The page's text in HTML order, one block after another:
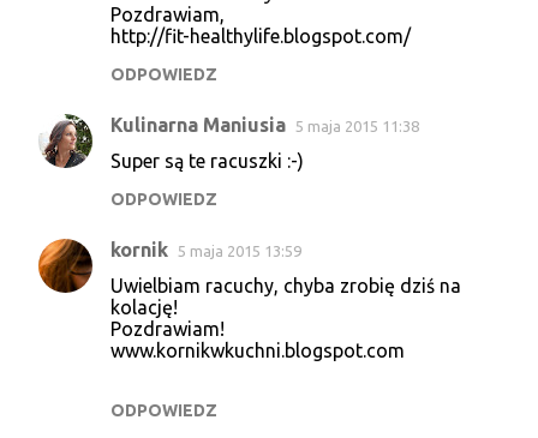
t
z
e
Pozdrawiam,
http://fit-healthylife.blogspot.com/
ODPOWIEDZ
Kulinarna Maniusia 5 maja 2015 11:38
Super są te racuszki :-)
ODPOWIEDZ
kornik 5 maja 2015 13:59
Uwielbiam racuchy, chyba zrobię dziś na
kolację!
Pozdrawiam!
www.kornikwkuchni.blogspot.com
ODPOWIEDZ